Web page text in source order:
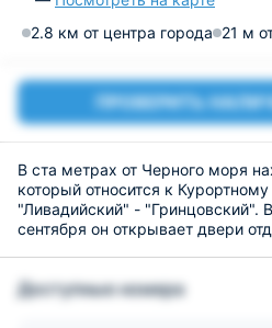
2.8 км от центра города 21 м
ПРОВЕРИТЬ
В ста метрах от Черного моря
который относится к
"Ливадийский" - "Гринцовский".
сентября он открывает двери
Что касается номеров, то они
Доступные номера